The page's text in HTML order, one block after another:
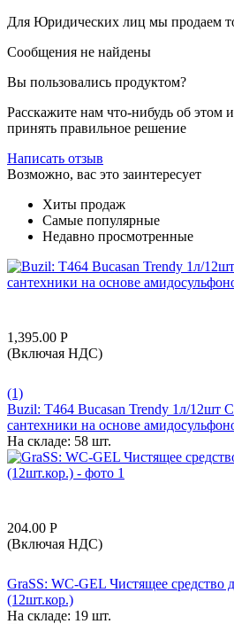
Для Юридических лиц мы продаем
Сообщения не найдены
Вы пользовались продуктом?
Расскажите нам что-нибудь об этом
принять правильное решение
Написать отзыв
Возможно, вас это заинтересует
Хиты продаж
Самые популярные
Недавно просмотренные
1,395.00 Р
(Включая НДС)
(1)
Buzil: T464 Bucasan Trendy 1л/12шт
сантехники на основе
На складе: 58 шт.
204.00 Р
(Включая НДС)
GraSS: WC-GEL Чистящее средство
(12шт.кор.)
На складе: 19 шт.